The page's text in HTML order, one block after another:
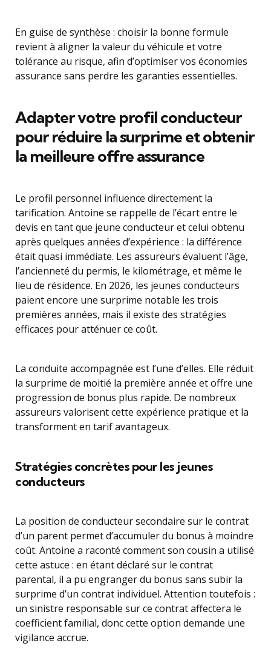
En guise de synthèse : choisir la bonne formule
revient à aligner la valeur du véhicule et votre
tolérance au risque, afin d’optimiser vos économies
assurance sans perdre les garanties essentielles.
Adapter votre profil conducteur
pour réduire la surprime et obtenir
la meilleure offre assurance
Le profil personnel influence directement la
tarification. Antoine se rappelle de l’écart entre le
devis en tant que jeune conducteur et celui obtenu
après quelques années d’expérience : la différence
était quasi immédiate. Les assureurs évaluent l’âge,
l’ancienneté du permis, le kilométrage, et même le
lieu de résidence. En 2026, les jeunes conducteurs
paient encore une surprime notable les trois
premières années, mais il existe des stratégies
efficaces pour atténuer ce coût.
La conduite accompagnée est l’une d’elles. Elle réduit
la surprime de moitié la première année et offre une
progression de bonus plus rapide. De nombreux
assureurs valorisent cette expérience pratique et la
transforment en tarif avantageux.
Stratégies concrètes pour les jeunes
conducteurs
La position de conducteur secondaire sur le contrat
d’un parent permet d’accumuler du bonus à moindre
coût. Antoine a raconté comment son cousin a utilisé
cette astuce : en étant déclaré sur le contrat
parental, il a pu engranger du bonus sans subir la
surprime d’un contrat individuel. Attention toutefois :
un sinistre responsable sur ce contrat affectera le
coefficient familial, donc cette option demande une
vigilance accrue.